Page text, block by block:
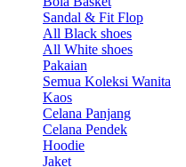
Sandal & Fit Flop
All Black shoes
All White shoes
Pakaian
Semua Koleksi Wanita
Kaos
Celana Panjang
Celana Pendek
Hoodie
Jaket